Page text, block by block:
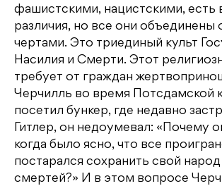
фашистскими, нацистскими, есть
различия, но все они
чертами. Это триединый культ
Насилия и Смерти. Этот
требует от граждан
Черчилль во время Потсдамской
посетил бункер, где недавно
Гитлер, он недоумевал: «Почему
когда было ясно, что все
постарался сохранить свой
смертей?» И в этом вопросе